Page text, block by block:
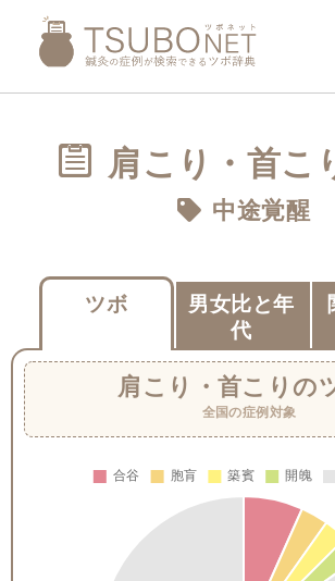
肩こり・首こ
中途覚醒
ツボ
男女比と年
代
肩こり・首こり の
全国の症例対象